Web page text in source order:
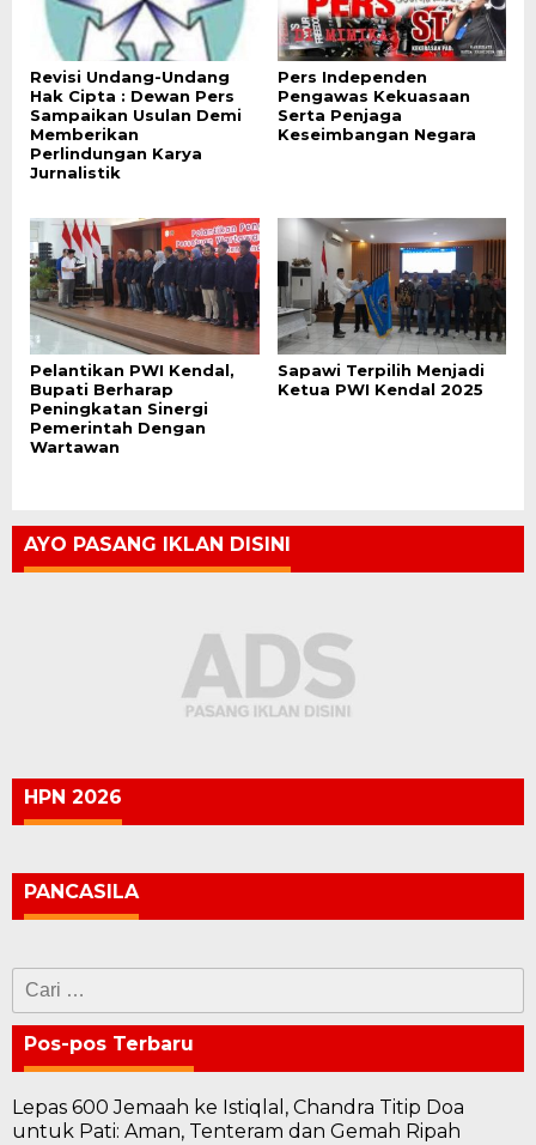
Revisi Undang-Undang
Hak Cipta : Dewan Pers
Sampaikan Usulan Demi
Memberikan
Perlindungan Karya
Jurnalistik
Pers Independen
Pengawas Kekuasaan
Serta Penjaga
Keseimbangan Negara
Pelantikan PWI Kendal,
Bupati Berharap
Peningkatan Sinergi
Pemerintah Dengan
Wartawan
Sapawi Terpilih Menjadi
Ketua PWI Kendal 2025
AYO PASANG IKLAN DISINI
HPN 2026
PANCASILA
Cari
untuk:
Pos-pos Terbaru
Lepas 600 Jemaah ke Istiqlal, Chandra Titip Doa
untuk Pati: Aman, Tenteram dan Gemah Ripah